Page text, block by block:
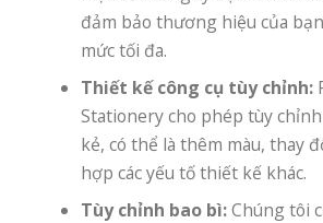
đảm bảo thương hiệu của
mức tối đa.
Thiết kế công cụ tùy chỉnh:
Stationery cho phép tùy
kẻ, có thể là thêm màu, thay
hợp các yếu tố thiết kế khác.
Tùy chỉnh bao bì:Chúng tôi